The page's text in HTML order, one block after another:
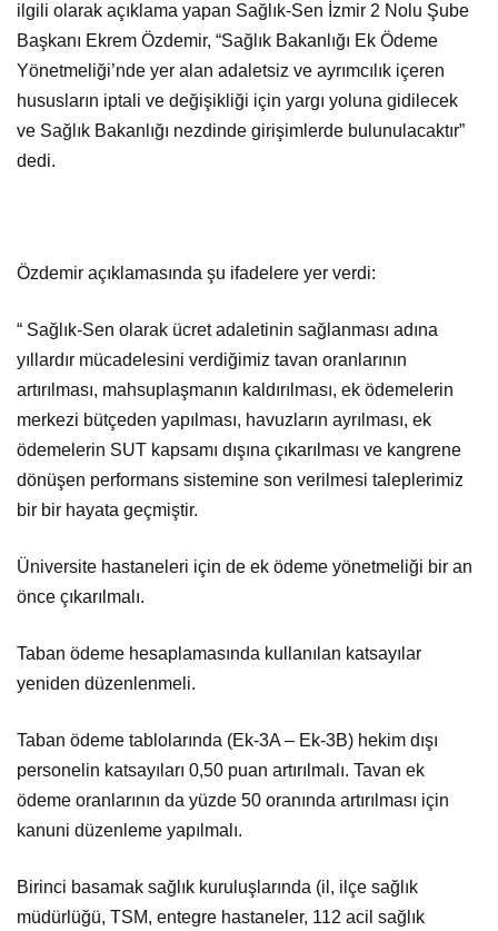
ilgili olarak açıklama yapan Sağlık-Sen İzmir 2 Nolu Şube
Başkanı Ekrem Özdemir, “Sağlık Bakanlığı Ek Ödeme
Yönetmeliği’nde yer alan adaletsiz ve ayrımcılık içeren
hususların iptali ve değişikliği için yargı yoluna gidilecek
ve Sağlık Bakanlığı nezdinde girişimlerde bulunulacaktır”
dedi.
Özdemir açıklamasında şu ifadelere yer verdi:
“ Sağlık-Sen olarak ücret adaletinin sağlanması adına
yıllardır mücadelesini verdiğimiz tavan oranlarının
artırılması, mahsuplaşmanın kaldırılması, ek ödemelerin
merkezi bütçeden yapılması, havuzların ayrılması, ek
ödemelerin SUT kapsamı dışına çıkarılması ve kangrene
dönüşen performans sistemine son verilmesi taleplerimiz
bir bir hayata geçmiştir.
Üniversite hastaneleri için de ek ödeme yönetmeliği bir an
önce çıkarılmalı.
Taban ödeme hesaplamasında kullanılan katsayılar
yeniden düzenlenmeli.
Taban ödeme tablolarında (Ek-3A – Ek-3B) hekim dışı
personelin katsayıları 0,50 puan artırılmalı. Tavan ek
ödeme oranlarının da yüzde 50 oranında artırılması için
kanuni düzenleme yapılmalı.
Birinci basamak sağlık kuruluşlarında (il, ilçe sağlık
müdürlüğü, TSM, entegre hastaneler, 112 acil sağlık